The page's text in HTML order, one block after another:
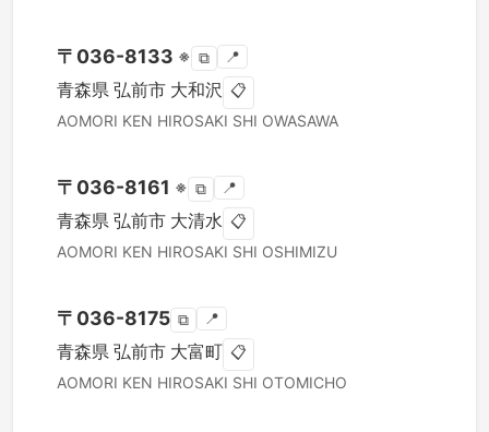
〒 036-8133 ※ ⧉ 📍
青森県 弘前市 大和沢 📋
AOMORI KEN HIROSAKI SHI OWASAWA
〒 036-8161 ※ ⧉ 📍
青森県 弘前市 大清水 📋
AOMORI KEN HIROSAKI SHI OSHIMIZU
〒 036-8175 ⧉ 📍
青森県 弘前市 大富町 📋
AOMORI KEN HIROSAKI SHI OTOMICHO